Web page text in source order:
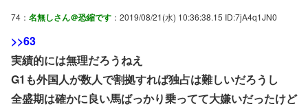
74： 名無しさん＠恐縮です ：2019/08/21(水) 10:36:38.15 ID:7jA4q1JN0
>>63
実績的には無理だろうねえ
G1も外国人が数人で割拠すれば独占は難しいだろうし
全盛期は確かに良い馬ばっかり乗ってて大嫌いだったけど